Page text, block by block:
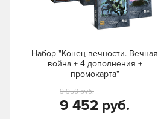
Набор "Конец вечности. Вечная
война + 4 дополнения +
промокарта"
9 452 руб.
9 950 руб.